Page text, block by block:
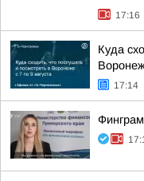
17:16
Куда
17:14